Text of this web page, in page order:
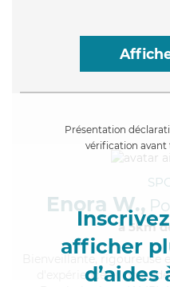
Présentation
vérification avant
afficher
d’aides
Enora W.,
à 5km
, rigoureuse
d'expérience et